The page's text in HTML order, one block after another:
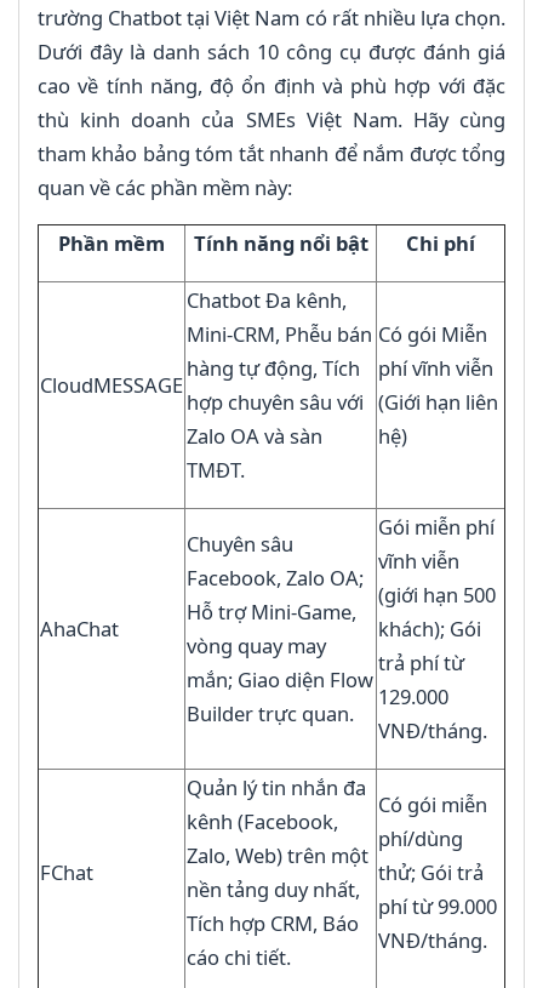
trường Chatbot tại Việt Nam có rất nhiều lựa chọn.
Dưới đây là danh sách 10 công cụ được đánh giá
cao về tính năng, độ ổn định và phù hợp với đặc
thù kinh doanh của SMEs Việt Nam. Hãy cùng
tham khảo bảng tóm tắt nhanh để nắm được tổng
quan về các phần mềm này:
Phần mềm
Tính năng nổi bật Chi phí
CloudMESSAGE
Chatbot Đa kênh,
Mini-CRM, Phễu bán
hàng tự động, Tích
hợp chuyên sâu với
Zalo OA và sàn
TMĐT.
Có gói Miễn
phí vĩnh viễn
(Giới hạn liên
hệ)
AhaChat
Chuyên sâu
Facebook, Zalo OA;
Hỗ trợ Mini-Game,
vòng quay may
mắn; Giao diện Flow
Builder trực quan.
Gói miễn phí
vĩnh viễn
(giới hạn 500
khách); Gói
trả phí từ
129.000
VNĐ/tháng.
FChat
Quản lý tin nhắn đa
kênh (Facebook,
Zalo, Web) trên một
nền tảng duy nhất,
Tích hợp CRM, Báo
cáo chi tiết.
Có gói miễn
phí/dùng
thử; Gói trả
phí từ 99.000
VNĐ/tháng.